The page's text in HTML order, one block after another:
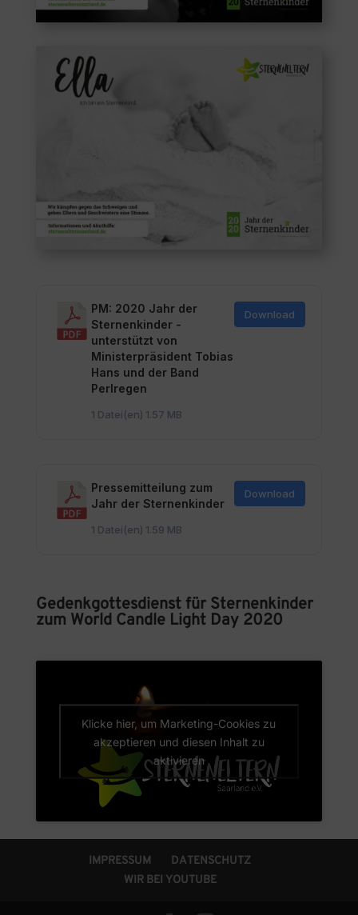
PM: 2020 Jahr der
Sternenkinder -
unterstützt von
Ministerpräsident Tobias
Hans und der Band
Perlregen
1 Datei(en) 1.57 MB
Download
Pressemitteilung zum
Jahr der Sternenkinder
1 Datei(en) 1.59 MB
Download
Gedenkgottesdienst für Sternenkinder
zum World Candle Light Day 2020
Klicke hier, um Marketing-Cookies zu
akzeptieren und diesen Inhalt zu
aktivieren
IMPRESSUM
DATENSCHUTZ
WIR BEI YOUTUBE